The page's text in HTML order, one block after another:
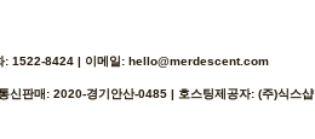
: 1522-8424 | 이메일: hello@merdescent.com
신판매: 2020-경기안산-0485 | 호스팅제공자: (주)식스샵